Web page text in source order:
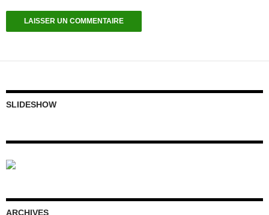
SLIDESHOW
ARCHIVES